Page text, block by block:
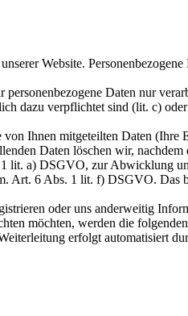
Website.
Daten nur
dazu verpflichtet sind (lit. c)
Ihnen mitgeteilten Daten
Daten löschen wir,
a) DSGVO, zur Abwicklung
Art. 6 Abs. 1 lit. f) DSGVO. Das
oder uns anderweitig
möchten, werden die
erfolgt automatisiert